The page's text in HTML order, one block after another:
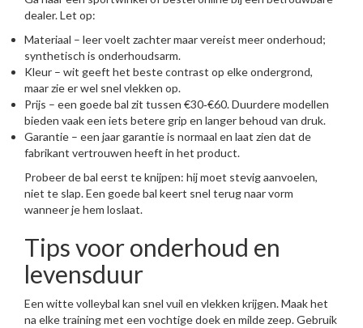
dealer. Let op:
Materiaal – leer voelt zachter maar vereist meer onderhoud;
synthetisch is onderhoudsarm.
Kleur – wit geeft het beste contrast op elke ondergrond,
maar zie er wel snel vlekken op.
Prijs – een goede bal zit tussen €30‑€60. Duurdere modellen
bieden vaak een iets betere grip en langer behoud van druk.
Garantie – een jaar garantie is normaal en laat zien dat de
fabrikant vertrouwen heeft in het product.
Probeer de bal eerst te knijpen: hij moet stevig aanvoelen,
niet te slap. Een goede bal keert snel terug naar vorm
wanneer je hem loslaat.
Tips voor onderhoud en
levensduur
Een witte volleybal kan snel vuil en vlekken krijgen. Maak het
na elke training met een vochtige doek en milde zeep. Gebruik